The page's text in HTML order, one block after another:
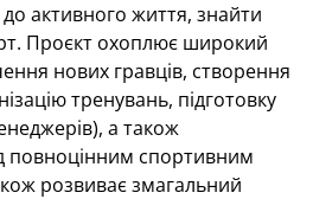
до активного життя, знайти
Проєкт охоплює широкий
нових гравців, створення
тренувань, підготовку
а також
повноцінним спортивним
розвиває змагальний